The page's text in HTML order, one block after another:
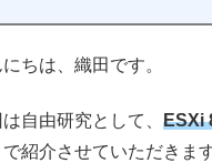
ちは、織田です。
自由研究として、 ESXi
紹介させていただきま